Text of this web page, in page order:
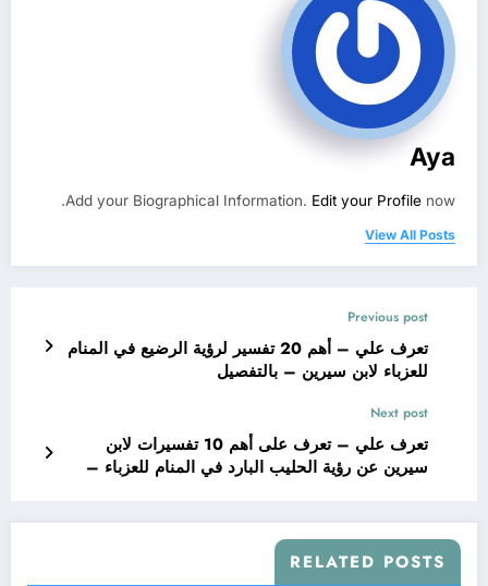
Aya
Add your Biographical Information. Edit your Profile now.
View All Posts
Previous post
تعرف علي – أهم 20 تفسير لرؤية الرضيع في المنام
للعزباء لابن سيرين – بالتفصيل
Next post
تعرف علي – تعرف على أهم 10 تفسيرات لابن
سيرين عن رؤية الحليب البارد في المنام للعزباء –
RELATED POSTS